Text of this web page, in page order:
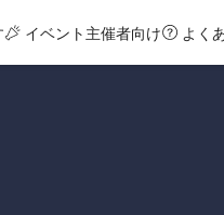
イベント主催者向け よく